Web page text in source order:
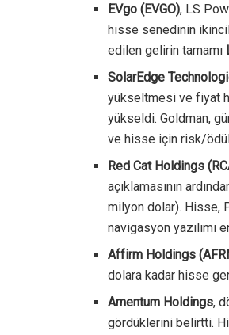
EVgo (EVGO), LS
hisse senedinin ikincil
edilen gelirin tamamı
SolarEdge
yükseltmesi ve fiyat
yükseldi. Goldman,
ve hisse için risk/ödül
Red Cat Holdings
açıklamasının
milyon dolar). Hisse,
navigasyon yazılımı
Affirm Holdings
dolara kadar hisse geri
Amentum Holdings,
gördüklerini belirtti.